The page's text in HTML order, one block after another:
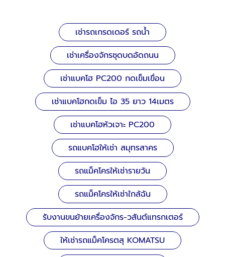
เช่ารถเกรดเดอร์ รถน้ำ
เช่าเครื่องจักรชุดบดอัดถนน
เช่าแบคโฮ PC200 กดเข็มเขื่อน
เช่าแบคโฮกดเข็ม ไอ 35 ยาว 14เมตร
เช่าแบคโฮหัวเจาะ PC200
รถแบคโฮให้เช่า สมุทรสาคร
รถแม็คโครให้เช่ารายวัน
รถแม็คโครให้เช่าใกล้ฉัน
รับงานขนย้ายเครื่องจักร-วสันต์แทรกเตอร์
ให้เช่ารถแม็คโครตสุ KOMATSU